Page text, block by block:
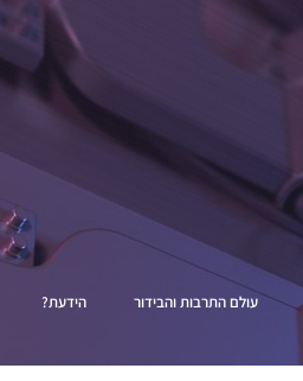
עולם התרבות והבידור הידעת?